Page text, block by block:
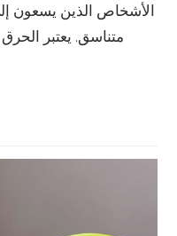
الأشخاص الذين يسعون
متناسق. يعتبر